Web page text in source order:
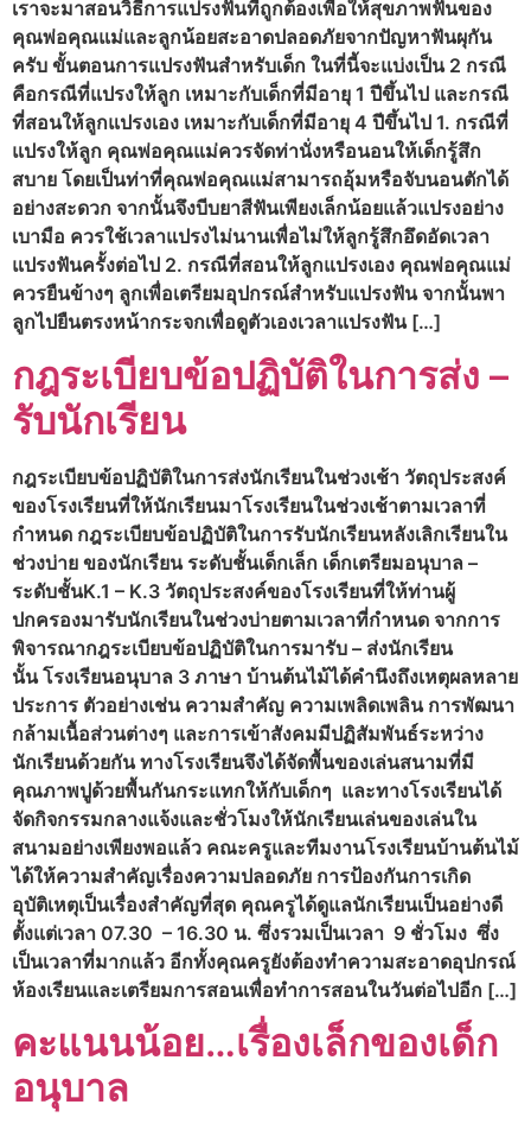
เราจะมาสอนวิธีการแปรงฟันที่ถูกต้องเพื่อให้สุขภาพฟันของ
คุณพ่อคุณแม่และลูกน้อยสะอาดปลอดภัยจากปัญหาฟันผุกัน
ครับ ขั้นตอนการแปรงฟันสำหรับเด็ก ในที่นี้จะแบ่งเป็น 2 กรณี
คือกรณีที่แปรงให้ลูก เหมาะกับเด็กที่มีอายุ 1 ปีขึ้นไป และกรณี
ที่สอนให้ลูกแปรงเอง เหมาะกับเด็กที่มีอายุ 4 ปีขึ้นไป 1. กรณีที่
แปรงให้ลูก คุณพ่อคุณแม่ควรจัดท่านั่งหรือนอนให้เด็กรู้สึก
สบาย โดยเป็นท่าที่คุณพ่อคุณแม่สามารถอุ้มหรือจับนอนตักได้
อย่างสะดวก จากนั้นจึงบีบยาสีฟันเพียงเล็กน้อยแล้วแปรงอย่าง
เบามือ ควรใช้เวลาแปรงไม่นานเพื่อไม่ให้ลูกรู้สึกอึดอัดเวลา
แปรงฟันครั้งต่อไป 2. กรณีที่สอนให้ลูกแปรงเอง คุณพ่อคุณแม่
ควรยืนข้างๆ ลูกเพื่อเตรียมอุปกรณ์สำหรับแปรงฟัน จากนั้นพา
ลูกไปยืนตรงหน้ากระจกเพื่อดูตัวเองเวลาแปรงฟัน […]
กฎระเบียบข้อปฏิบัติในการส่ง –
รับนักเรียน
กฎระเบียบข้อปฏิบัติในการส่งนักเรียนในช่วงเช้า วัตถุประสงค์
ของโรงเรียนที่ให้นักเรียนมาโรงเรียนในช่วงเช้าตามเวลาที่
กำหนด กฎระเบียบข้อปฏิบัติในการรับนักเรียนหลังเลิกเรียนใน
ช่วงบ่าย ของนักเรียน ระดับชั้นเด็กเล็ก เด็กเตรียมอนุบาล –
ระดับชั้นK.1 – K.3 วัตถุประสงค์ของโรงเรียนที่ให้ท่านผู้
ปกครองมารับนักเรียนในช่วงบ่ายตามเวลาที่กำหนด จากการ
พิจารณากฎระเบียบข้อปฏิบัติในการมารับ – ส่งนักเรียน
นั้น โรงเรียนอนุบาล 3 ภาษา บ้านต้นไม้ได้คำนึงถึงเหตุผลหลาย
ประการ ตัวอย่างเช่น ความสำคัญ ความเพลิดเพลิน การพัฒนา
กล้ามเนื้อส่วนต่างๆ และการเข้าสังคมมีปฏิสัมพันธ์ระหว่าง
นักเรียนด้วยกัน ทางโรงเรียนจึงได้จัดพื้นของเล่นสนามที่มี
คุณภาพปูด้วยพื้นกันกระแทกให้กับเด็กๆ และทางโรงเรียนได้
จัดกิจกรรมกลางแจ้งและชั่วโมงให้นักเรียนเล่นของเล่นใน
สนามอย่างเพียงพอแล้ว คณะครูและทีมงานโรงเรียนบ้านต้นไม้
ได้ให้ความสำคัญเรื่องความปลอดภัย การป้องกันการเกิด
อุบัติเหตุเป็นเรื่องสำคัญที่สุด คุณครูได้ดูแลนักเรียนเป็นอย่างดี
ตั้งแต่เวลา 07.30 – 16.30 น. ซึ่งรวมเป็นเวลา 9 ชั่วโมง ซึ่ง
เป็นเวลาที่มากแล้ว อีกทั้งคุณครูยังต้องทำความสะอาดอุปกรณ์
ห้องเรียนและเตรียมการสอนเพื่อทำการสอนในวันต่อไปอีก […]
คะแนนน้อย…เรื่องเล็กของเด็ก
อนุบาล